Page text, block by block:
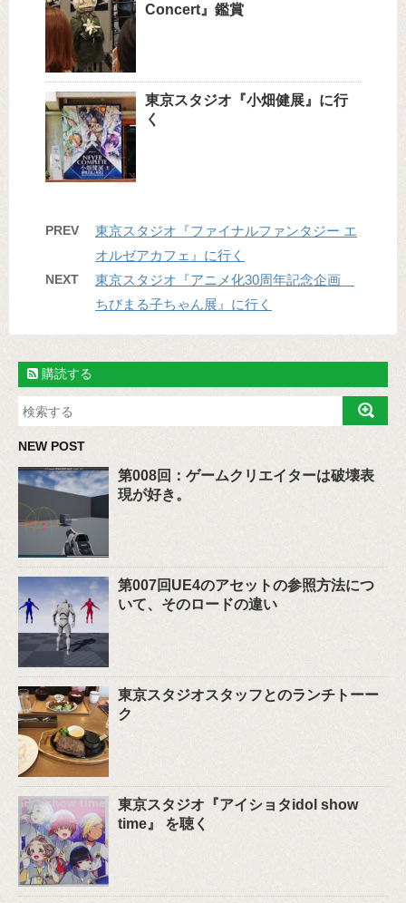
Concert』鑑賞
東京スタジオ『小畑健展』に行
く
PREV
東京スタジオ『ファイナルファンタジー エ
オルゼアカフェ』に行く
NEXT
東京スタジオ『アニメ化30周年記念企画
ちびまる子ちゃん展』に行く
購読する
NEW POST
第008回：ゲームクリエイターは破壊表
現が好き。
第007回UE4のアセットの参照方法につ
いて、そのロードの違い
東京スタジオスタッフとのランチトーー
ク
東京スタジオ『アイショタidol show
time』 を聴く